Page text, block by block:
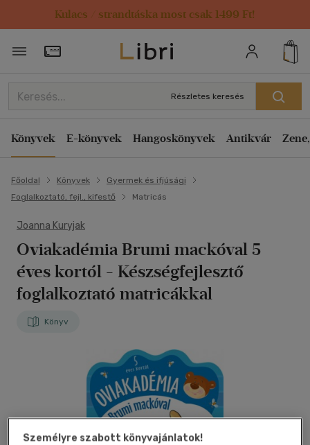
Kulacs / strandtáska most csak 1499 Ft!
Törzsvásárlói Kártya adatai
Részletes keresés
Könyvek E-könyvek Hangoskönyvek Antikvár
Főoldal Könyvek
Gyermek és ifjúsági
Foglalkoztató, fejl., kifestő
Matricás
Joanna Kuryjak
Oviakadémia Brumi mackóval 5
éves kortól - Készségfejlesztő
foglalkoztató matricákkal
Könyv
Személyre szabott könyvajánlatok!